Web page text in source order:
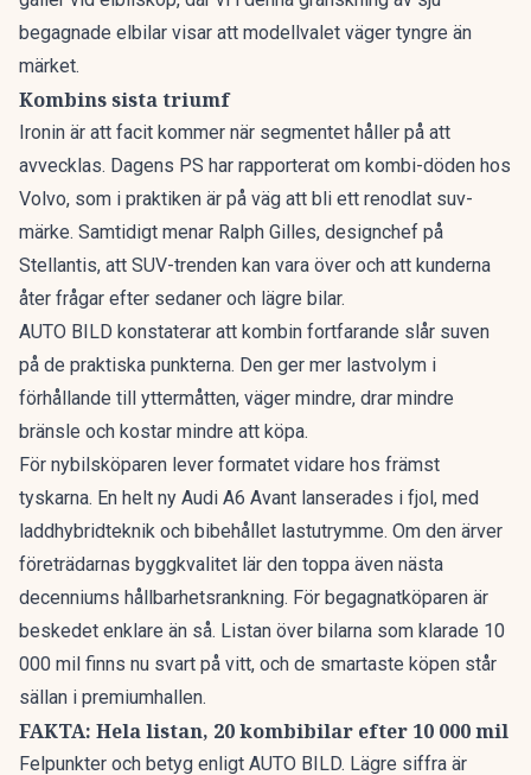
begagnade elbilar visar att modellvalet väger tyngre än
märket.
Kombins sista triumf
Ironin är att facit kommer när segmentet håller på att
avvecklas. Dagens PS har rapporterat om kombi-döden hos
Volvo, som i praktiken är på väg att bli ett renodlat suv-
märke. Samtidigt menar Ralph Gilles, designchef på
Stellantis, att SUV-trenden kan vara över och att kunderna
åter frågar efter sedaner och lägre bilar.
AUTO BILD konstaterar att kombin fortfarande slår suven
på de praktiska punkterna. Den ger mer lastvolym i
förhållande till yttermåtten, väger mindre, drar mindre
bränsle och kostar mindre att köpa.
För nybilsköparen lever formatet vidare hos främst
tyskarna. En helt ny Audi A6 Avant lanserades i fjol, med
laddhybridteknik och bibehållet lastutrymme. Om den ärver
företrädarnas byggkvalitet lär den toppa även nästa
decenniums hållbarhetsrankning. För begagnatköparen är
beskedet enklare än så. Listan över bilarna som klarade 10
000 mil finns nu svart på vitt, och de smartaste köpen står
sällan i premiumhallen.
FAKTA: Hela listan, 20 kombibilar efter 10 000 mil
Felpunkter och betyg enligt AUTO BILD. Lägre siffra är